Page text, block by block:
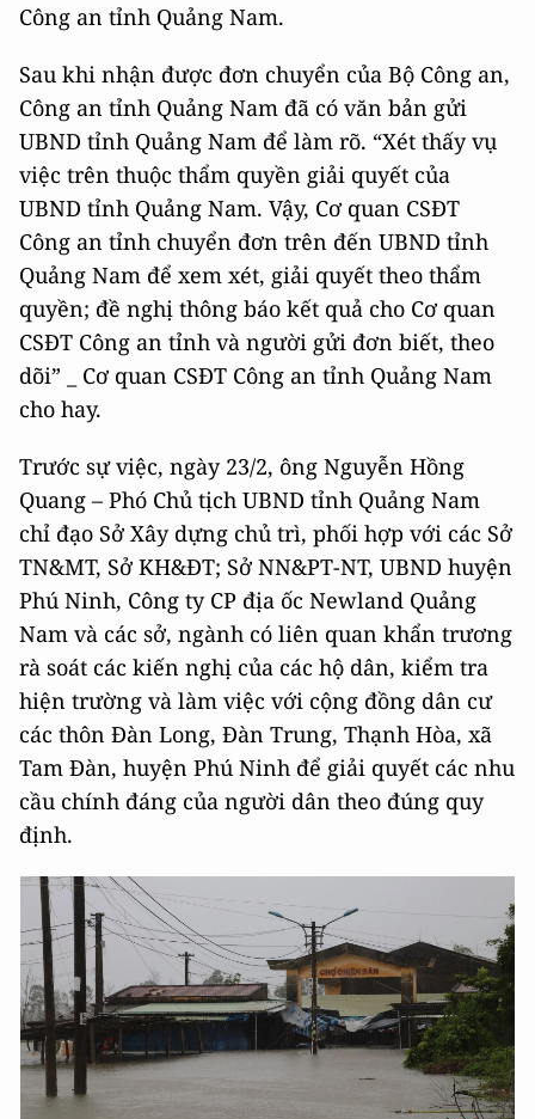
Công an tỉnh Quảng Nam.
Sau khi nhận được đơn chuyển của Bộ Công an,
Công an tỉnh Quảng Nam đã có văn bản gửi
UBND tỉnh Quảng Nam để làm rõ. “Xét thấy vụ
việc trên thuộc thẩm quyền giải quyết của
UBND tỉnh Quảng Nam. Vậy, Cơ quan CSĐT
Công an tỉnh chuyển đơn trên đến UBND tỉnh
Quảng Nam để xem xét, giải quyết theo thẩm
quyền; đề nghị thông báo kết quả cho Cơ quan
CSĐT Công an tỉnh và người gửi đơn biết, theo
dõi” _ Cơ quan CSĐT Công an tỉnh Quảng Nam
cho hay.
Trước sự việc, ngày 23/2, ông Nguyễn Hồng
Quang – Phó Chủ tịch UBND tỉnh Quảng Nam
chỉ đạo Sở Xây dựng chủ trì, phối hợp với các Sở
TN&MT, Sở KH&ĐT; Sở NN&PT-NT, UBND huyện
Phú Ninh, Công ty CP địa ốc Newland Quảng
Nam và các sở, ngành có liên quan khẩn trương
rà soát các kiến nghị của các hộ dân, kiểm tra
hiện trường và làm việc với cộng đồng dân cư
các thôn Đàn Long, Đàn Trung, Thạnh Hòa, xã
Tam Đàn, huyện Phú Ninh để giải quyết các nhu
cầu chính đáng của người dân theo đúng quy
định.